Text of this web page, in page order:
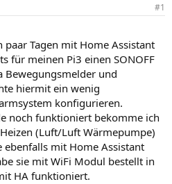
#1
Tagen mit Home Assistant
für meinen Pi3 einen SONOFF
Bewegungsmelder und
hiermit ein wenig
konfigurieren.
noch funktioniert bekomme ich
(Luft/Luft Wärmepumpe)
mit Home Assistant
sie mit WiFi Modul bestellt in
HA funktioniert.